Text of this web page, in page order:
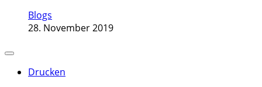
Blogs
28. November 2019
Drucken